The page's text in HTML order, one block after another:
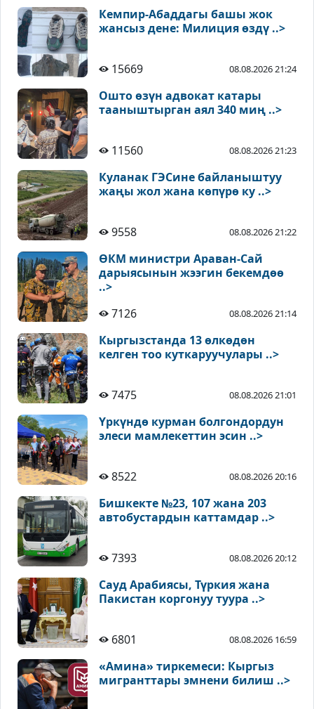
Кемпир-Абаддагы башы жок
жансыз дене: Милиция өздү ..>
15669 08.08.2026 21:24
Ошто өзүн адвокат катары
тааныштырган аял 340 миң ..>
11560 08.08.2026 21:23
Куланак ГЭСине байланыштуу
жаңы жол жана көпүрө ку ..>
9558 08.08.2026 21:22
ӨКМ министри Араван-Сай
дарыясынын жээгин бекемдөө
..>
7126
08.08.2026 21:14
Кыргызстанда 13 өлкөдөн
келген тоо куткаруучулары ..>
7475 08.08.2026 21:01
Үркүндө курман болгондордун
элеси мамлекеттин эсин ..>
8522 08.08.2026 20:16
Бишкекте №23, 107 жана 203
автобустардын каттамдар ..>
7393 08.08.2026 20:12
Сауд Арабиясы, Түркия жана
Пакистан коргонуу туура ..>
6801 08.08.2026 16:59
«Амина» тиркемеси: Кыргыз
мигранттары эмнени билиш ..>